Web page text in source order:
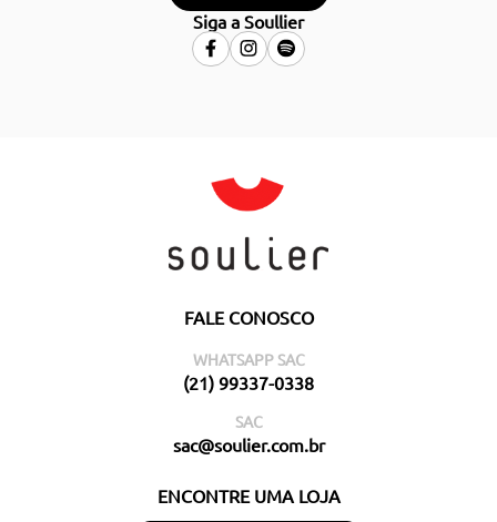
Siga a Soullier
FALE CONOSCO
WHATSAPP SAC
(21) 99337-0338
SAC
sac@soulier.com.br
ENCONTRE UMA LOJA